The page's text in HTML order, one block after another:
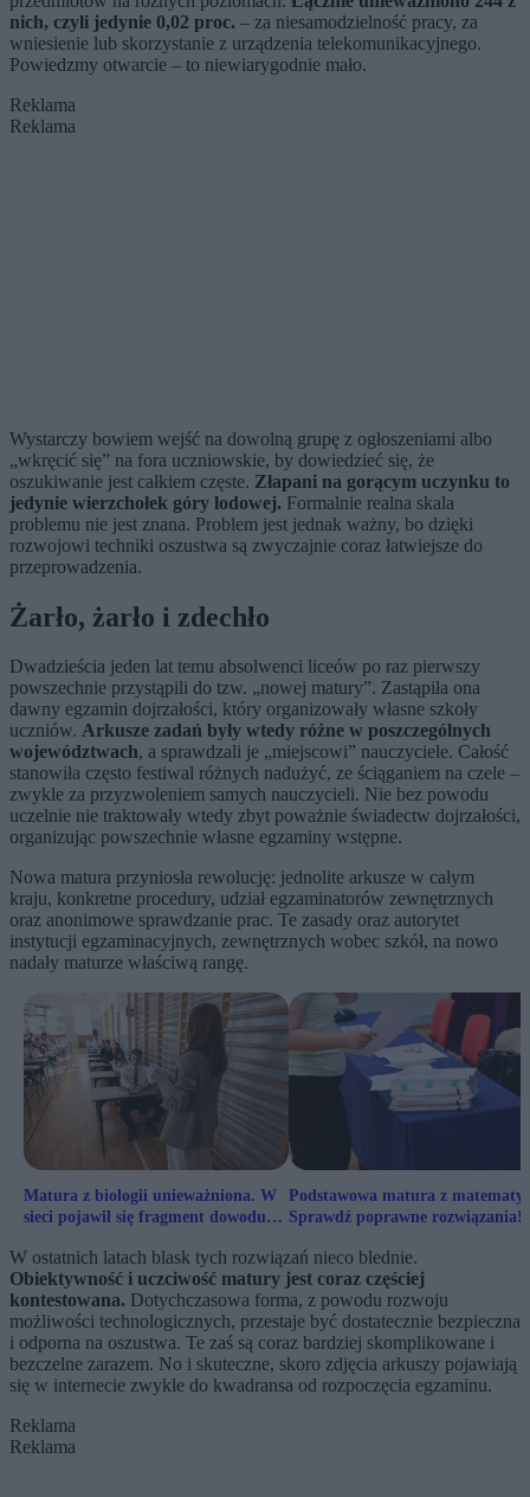
nich, czyli jedynie 0,02 proc. – za niesamodzielność pracy, za
wniesienie lub skorzystanie z urządzenia telekomunikacyjnego.
Powiedzmy otwarcie – to niewiarygodnie mało.
Reklama
Reklama
Wystarczy bowiem wejść na dowolną grupę z ogłoszeniami albo
„wkręcić się” na fora uczniowskie, by dowiedzieć się, że
oszukiwanie jest całkiem częste. Złapani na gorącym uczynku to
jedynie wierzchołek góry lodowej. Formalnie realna skala
problemu nie jest znana. Problem jest jednak ważny, bo dzięki
rozwojowi techniki oszustwa są zwyczajnie coraz łatwiejsze do
przeprowadzenia.
Żarło, żarło i zdechło
Dwadzieścia jeden lat temu absolwenci liceów po raz pierwszy
powszechnie przystąpili do tzw. „nowej matury”. Zastąpiła ona
dawny egzamin dojrzałości, który organizowały własne szkoły
uczniów. Arkusze zadań były wtedy różne w poszczególnych
województwach, a sprawdzali je „miejscowi” nauczyciele. Całość
stanowiła często festiwal różnych nadużyć, ze ściąganiem na czele –
zwykle za przyzwoleniem samych nauczycieli. Nie bez powodu
uczelnie nie traktowały wtedy zbyt poważnie świadectw dojrzałości,
organizując powszechnie własne egzaminy wstępne.
Nowa matura przyniosła rewolucję: jednolite arkusze w całym
kraju, konkretne procedury, udział egzaminatorów zewnętrznych
oraz anonimowe sprawdzanie prac. Te zasady oraz autorytet
instytucji egzaminacyjnych, zewnętrznych wobec szkół, na nowo
nadały maturze właściwą rangę.
Matura z biologii unieważniona. W
sieci pojawił się fragment dowodu
Podstawowa matura z
Sprawdź poprawne rozwiązania!
W ostatnich latach blask tych rozwiązań nieco blednie.
Obiektywność i uczciwość matury jest coraz częściej
kontestowana. Dotychczasowa forma, z powodu rozwoju
możliwości technologicznych, przestaje być dostatecznie bezpieczna
i odporna na oszustwa. Te zaś są coraz bardziej skomplikowane i
bezczelne zarazem. No i skuteczne, skoro zdjęcia arkuszy pojawiają
się w internecie zwykle do kwadransa od rozpoczęcia egzaminu.
Reklama
Reklama